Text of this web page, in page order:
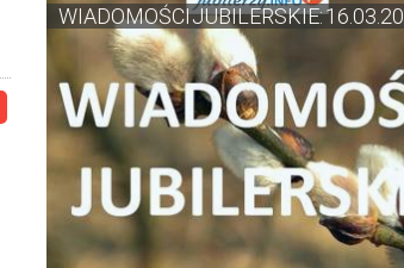
WIADOMOŚCI JUBILERSKIE: 16.03.20...